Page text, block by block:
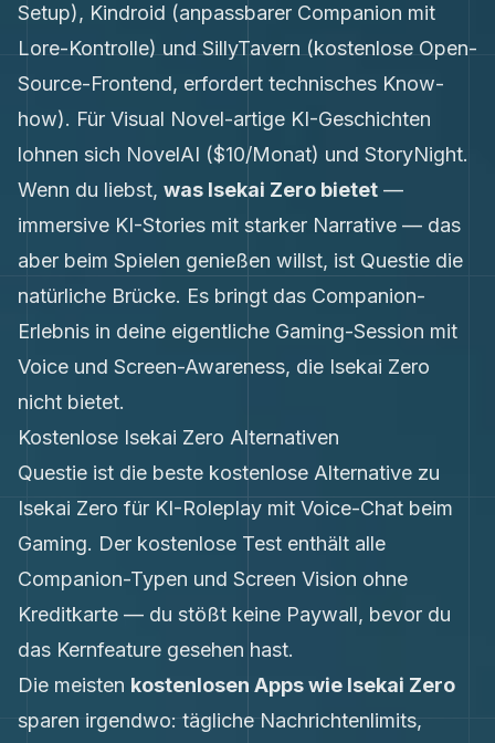
Setup), Kindroid (anpassbarer Companion mit
Lore-Kontrolle) und SillyTavern (kostenlose Open-
Source-Frontend, erfordert technisches Know-
how). Für Visual Novel-artige KI-Geschichten
lohnen sich NovelAI ($10/Monat) und StoryNight.
Wenn du liebst, was Isekai Zero bietet —
immersive KI-Stories mit starker Narrative — das
aber beim Spielen genießen willst, ist Questie die
natürliche Brücke. Es bringt das Companion-
Erlebnis in deine eigentliche Gaming-Session mit
Voice und Screen-Awareness, die Isekai Zero
nicht bietet.
Kostenlose Isekai Zero Alternativen
Questie ist die beste kostenlose Alternative zu
Isekai Zero für KI-Roleplay mit Voice-Chat beim
Gaming. Der kostenlose Test enthält alle
Companion-Typen und Screen Vision ohne
Kreditkarte — du stößt keine Paywall, bevor du
das Kernfeature gesehen hast.
Die meisten kostenlosen Apps wie Isekai Zero
sparen irgendwo: tägliche Nachrichtenlimits,